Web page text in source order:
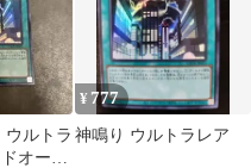
ウルトラ
オーバ
¥ 777
神鳴り ウルトラレア